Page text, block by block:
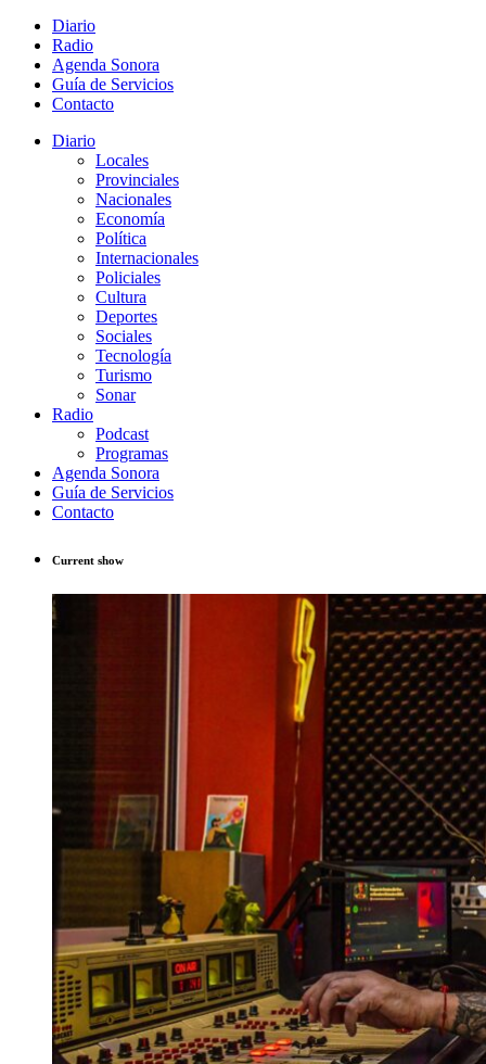
Diario
Radio
Agenda Sonora
Guía de Servicios
Contacto
Diario
Locales
Provinciales
Nacionales
Economía
Política
Internacionales
Policiales
Cultura
Deportes
Sociales
Tecnología
Turismo
Sonar
Radio
Podcast
Programas
Agenda Sonora
Guía de Servicios
Contacto
Current show